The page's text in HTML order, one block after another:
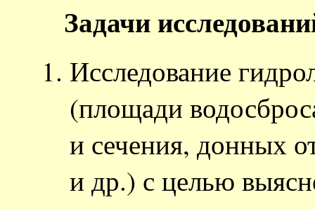
Задачи
Исследование
(площади
и сечения, донных
и др.) с целью